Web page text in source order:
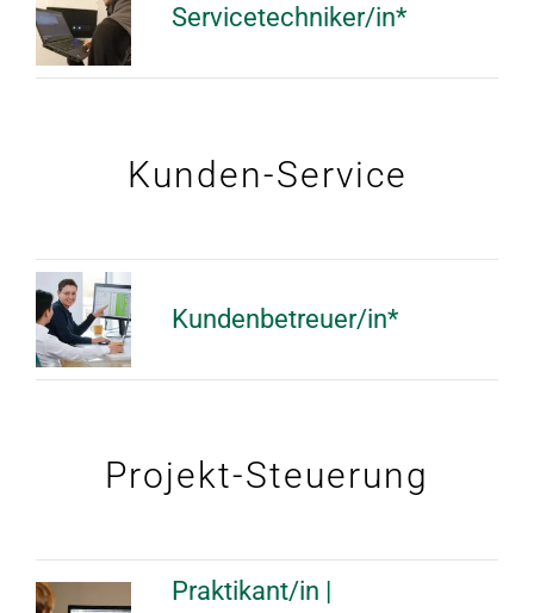
Servicetechniker/in*
Kunden-Service
Kundenbetreuer/in*
Projekt-Steuerung
Praktikant/in |